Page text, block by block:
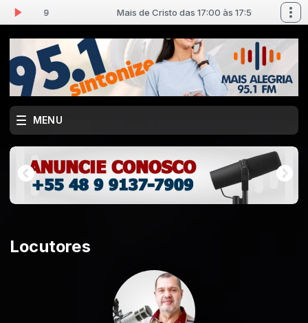
17:59 Mais de Cristo das 17:00 às 17:59
MENU
Locutores